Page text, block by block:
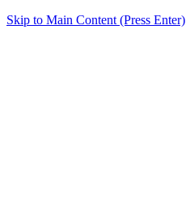
Skip to Main Content (Press Enter)